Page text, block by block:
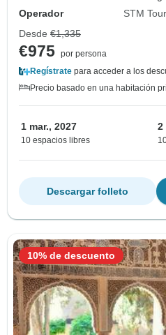
Operador
STM
Desde €1,335
€975 por persona
Regístrate para acceder a los
Precio basado en una habitación
1 mar., 2027
10 espacios libres
2
Descargar folleto
10% de descuento